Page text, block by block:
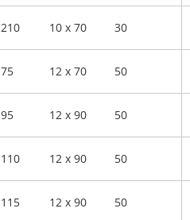
210 10 x 70 30
75 12 x 70 50
95 12 x 90 50
110 12 x 90 50
115 12 x 90 50